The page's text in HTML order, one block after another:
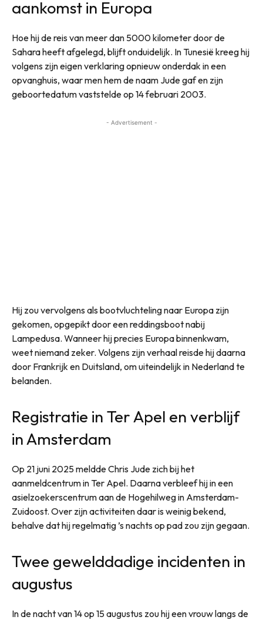
aankomst in Europa
Hoe hij de reis van meer dan 5000 kilometer door de
Sahara heeft afgelegd, blijft onduidelijk. In Tunesië kreeg hij
volgens zijn eigen verklaring opnieuw onderdak in een
opvanghuis, waar men hem de naam Jude gaf en zijn
geboortedatum vaststelde op 14 februari 2003.
- Advertisement -
Hij zou vervolgens als bootvluchteling naar Europa zijn
gekomen, opgepikt door een reddingsboot nabij
Lampedusa. Wanneer hij precies Europa binnenkwam,
weet niemand zeker. Volgens zijn verhaal reisde hij daarna
door Frankrijk en Duitsland, om uiteindelijk in Nederland te
belanden.
Registratie in Ter Apel en verblijf
in Amsterdam
Op 21 juni 2025 meldde Chris Jude zich bij het
aanmeldcentrum in Ter Apel. Daarna verbleef hij in een
asielzoekerscentrum aan de Hogehilweg in Amsterdam-
Zuidoost. Over zijn activiteiten daar is weinig bekend,
behalve dat hij regelmatig ’s nachts op pad zou zijn gegaan.
Twee gewelddadige incidenten in
augustus
In de nacht van 14 op 15 augustus zou hij een vrouw langs de